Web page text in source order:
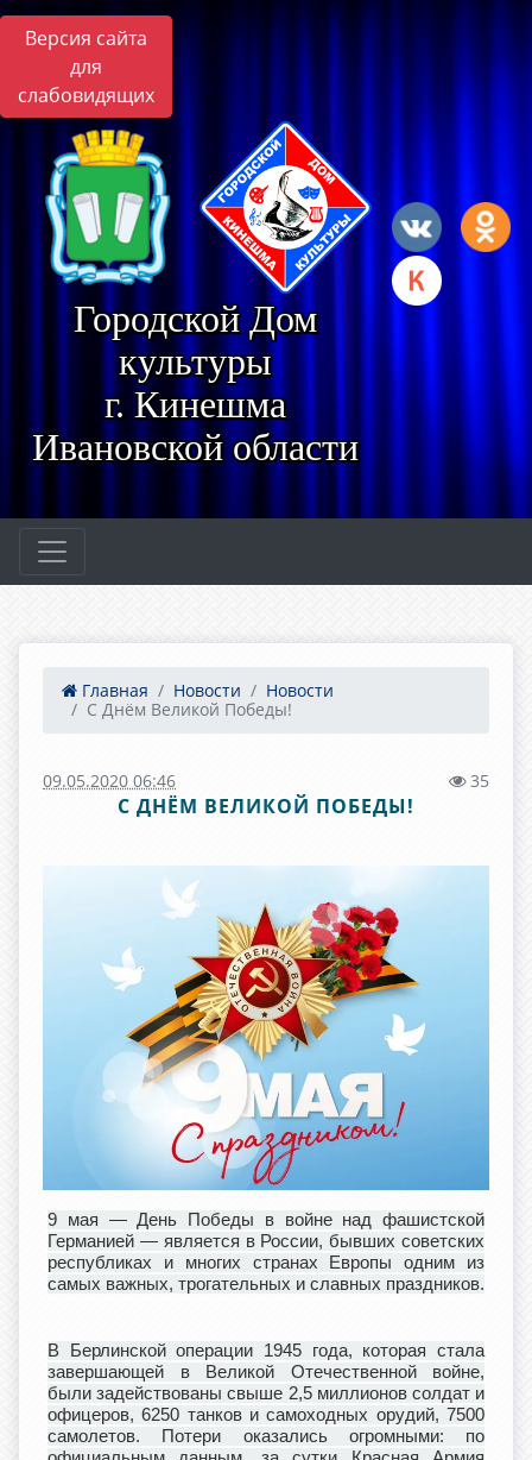
Версия сайта
для
слабовидящих
Городской Дом
культуры
г. Кинешма
Ивановской области
Главная Новости
Новости
С Днём Великой Победы!
09.05.2020 06:46 35
С ДНЁМ ВЕЛИКОЙ ПОБЕДЫ!
9 мая — День Победы в войне над фашистской
Германией — является в России, бывших советских
республиках и многих странах Европы одним из
самых важных, трогательных и славных праздников.
В Берлинской операции 1945 года, которая стала
завершающей в Великой Отечественной войне,
были задействованы свыше 2,5 миллионов солдат и
офицеров, 6250 танков и самоходных орудий, 7500
самолетов. Потери оказались огромными: по